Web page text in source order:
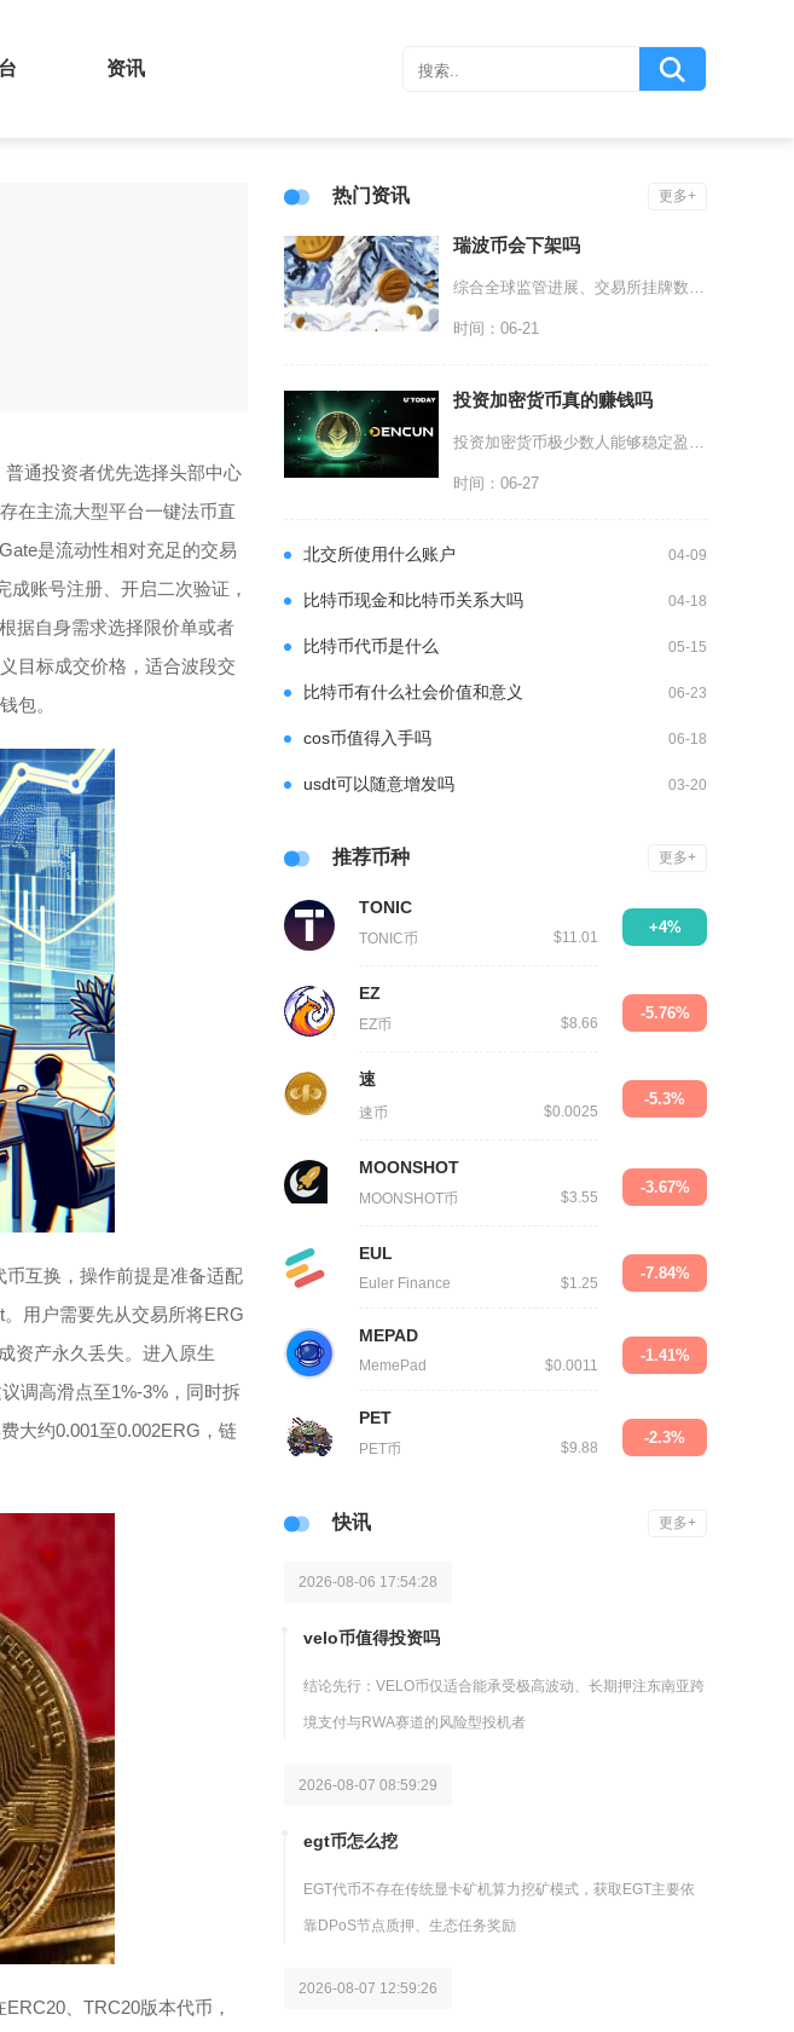
资讯
通投资者优先选择头部中心
在主流大型平台一键法币直
是流动性相对充足的交易
账号注册、开启二次验证，
据自身需求选择限价单或者
目标成交价格，适合波段交
包。
互换，操作前提是准备适配
用户需要先从交易所将ERG
资产永久丢失。进入原生
调高滑点至1%-3%，同时拆
大约0.001至0.002ERG，链
、TRC20版本代币，
热门资讯 更多+
瑞波币会下架吗
综合全球监管进展、交易所挂牌数据与瑞波公司基本面，瑞波币不会出现全球性集中下架，仅个别平台
时间：06-21
投资加密货币真的赚钱吗
投资加密货币极少数人能够稳定盈利，绝大多数普通散户最终处于亏损状态，短期暴富案例真实存在但
时间：06-27
北交所使用什么账户 04-09
比特币现金和比特币关系大吗 04-18
比特币代币是什么 05-15
比特币有什么社会价值和意义 06-23
cos币值得入手吗 06-18
usdt可以随意增发吗 03-20
推荐币种 更多+
TONIC
TONIC币 $11.01
+4%
EZ
EZ币 $8.66
-5.76%
速
速币 $0.0025
-5.3%
MOONSHOT
MOONSHOT币 $3.55
-3.67%
EUL
Euler Finance $1.25
-7.84%
MEPAD
MemePad $0.0011
-1.41%
PET
PET币 $9.88
-2.3%
快讯 更多+
2026-08-06 17:54:28
velo币值得投资吗
结论先行：VELO币仅适合能承受极高波动、长期押注东南亚跨
境支付与RWA赛道的风险型投机者
2026-08-07 08:59:29
egt币怎么挖
EGT代币不存在传统显卡矿机算力挖矿模式，获取EGT主要依
靠DPoS节点质押、生态任务奖励
2026-08-07 12:59:26